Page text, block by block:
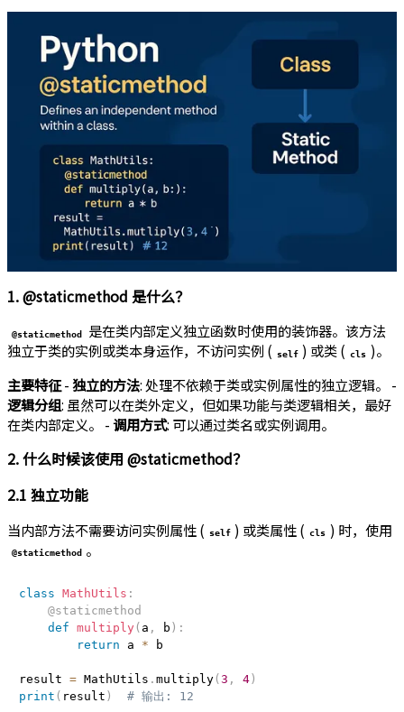
1. @staticmethod 是什么？
@staticmethod
是在类内部定义独立函数时使用的装饰器。该方法
独立于类的实例或类本身运作，不访问实例 ( self ) 或类 ( cls )。
主要特征-独立的方法: 处理不依赖于类或实例属性的独立逻辑。 -
逻辑分组: 虽然可以在类外定义，但如果功能与类逻辑相关，最好
在类内部定义。 -调用方式: 可以通过类名或实例调用。
2. 什么时候该使用 @staticmethod？
2.1 独立功能
当内部方法不需要访问实例属性 ( self ) 或类属性 ( cls ) 时，使用
@staticmethod 。
class MathUtils :
@staticmethod
def multiply ( a , b ) :
return a * b
result = MathUtils . multiply(3 , 4)
print ( result ) # 输出: 12